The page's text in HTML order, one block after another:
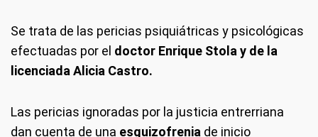
Se trata de las pericias psiquiátricas y psicológicas
efectuadas por el doctor Enrique Stola y de la
licenciada Alicia Castro.
Las pericias ignoradas por la justicia entrerriana
dan cuenta de una esquizofrenia de inicio